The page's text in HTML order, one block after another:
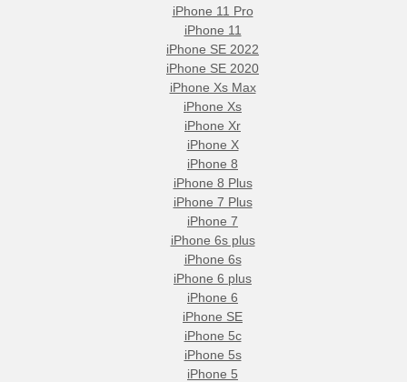
iPhone 11 Pro
iPhone 11
iPhone SE 2022
iPhone SE 2020
iPhone Xs Max
iPhone Xs
iPhone Xr
iPhone X
iPhone 8
iPhone 8 Plus
iPhone 7 Plus
iPhone 7
iPhone 6s plus
iPhone 6s
iPhone 6 plus
iPhone 6
iPhone SE
iPhone 5c
iPhone 5s
iPhone 5